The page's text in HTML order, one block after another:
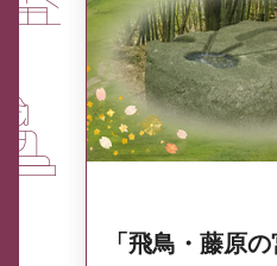
「飛鳥・藤原